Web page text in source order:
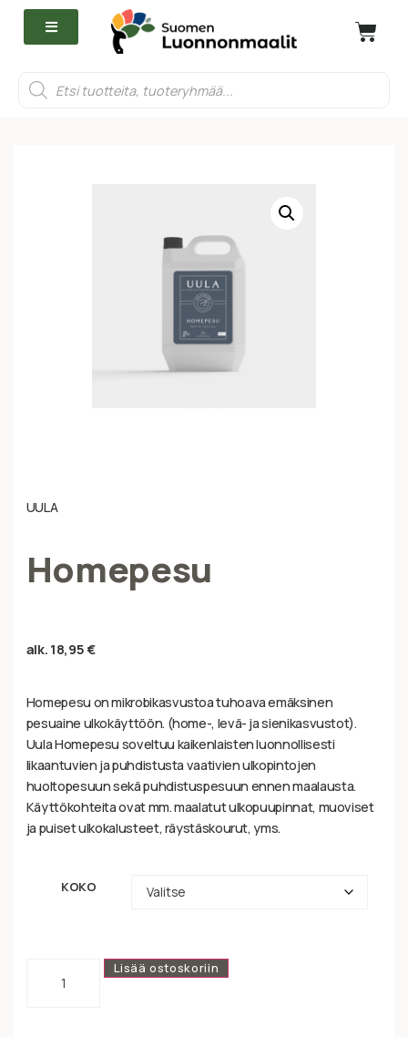
UULA
Homepesu
alk. 18,95€
Homepesu on mikrobikasvustoa tuhoava emäksinen
pesuaine ulkokäyttöön. (home-, levä- ja sienikasvustot).
Uula Homepesu soveltuu kaikenlaisten luonnollisesti
likaantuvien ja puhdistusta vaativien ulkopintojen
huoltopesuun sekä puhdistuspesuun ennen maalausta.
Käyttökohteita ovat mm. maalatut ulkopuupinnat, muoviset
ja puiset ulkokalusteet, räystäskourut, yms.
KOKO
Lisää ostoskoriin